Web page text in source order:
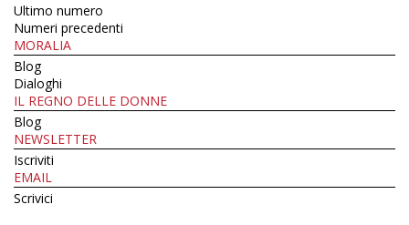
Ultimo numero
Numeri precedenti
MORALIA
Blog
Dialoghi
IL REGNO DELLE DONNE
Blog
NEWSLETTER
Iscriviti
EMAIL
Scrivici